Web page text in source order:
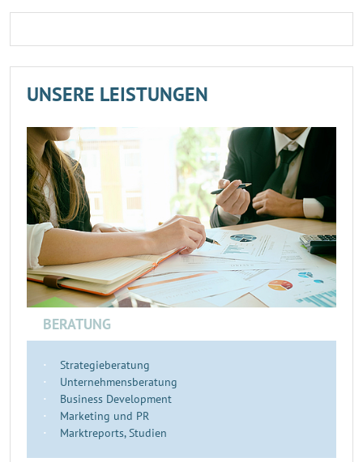
UNSERE LEISTUNGEN
BERATUNG
Strategieberatung
Unternehmensberatung
Business Development
Marketing und PR
Marktreports, Studien